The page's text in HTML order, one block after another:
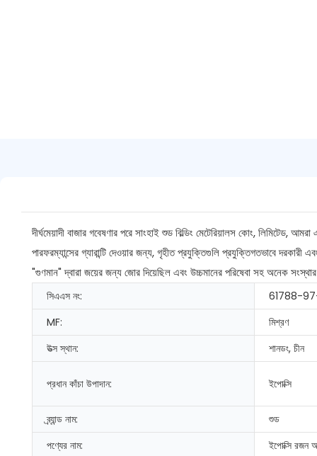
দীর্ঘমেয়াদী বাজার গবেষণার পরে সাংহাই শুড বিল্ডিং মেটেরিয়ালস কোং, লিমিটেড,
পারফরম্যান্সের গ্যারান্টি দেওয়ার জন্য, গৃহীত প্রযুক্তিগুলি প্রযুক্তিগতভাবে দরকারী
"গুণমান" দ্বারা জয়ের জন্য জোর দিয়েছিল এবং উচ্চমানের পরিষেবা সহ অনেক
সিএএস নং: 61788-
MF:
মিশ্রণ
উত্স স্থান:
শানডং, চীন
প্রধান কাঁচা উপাদান: ইপোক্সি
ব্র্যান্ড নাম:
শুড
পণ্যের নাম:
ইপোক্সি রজন